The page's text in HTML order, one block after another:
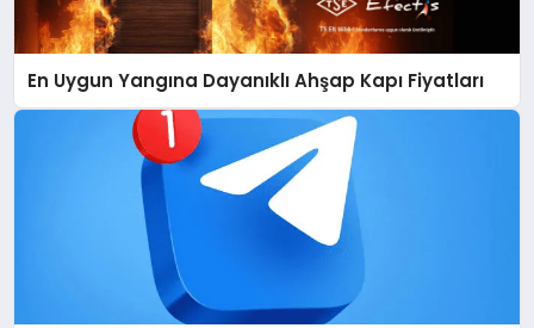
En Uygun Yangına Dayanıklı Ahşap Kapı Fiyatları